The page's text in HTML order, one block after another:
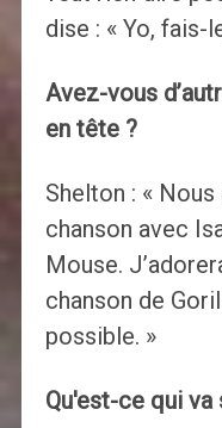
dise : « Yo, fais-
Avez-vous
en tête ?
Shelton : «
chanson avec
Mouse.
chanson de
possible. »
Qu'est-ce qui va